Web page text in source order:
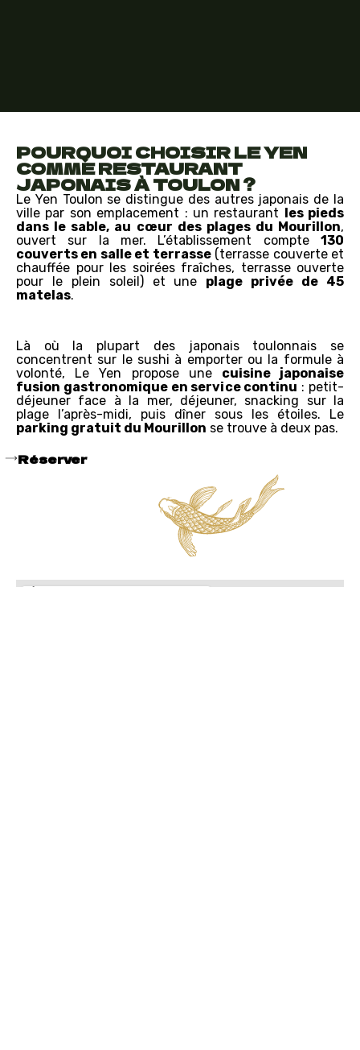
POURQUOI CHOISIR LE YEN
COMME RESTAURANT
JAPONAIS À TOULON ?
Le Yen Toulon se distingue des autres japonais de la
ville par son emplacement : un restaurant
les pieds
dans le sable, au cœur des plages du Mourillon,
ouvert sur la mer. L’établissement compte 130
couverts en salle et terrasse(terrasse couverte et
chauffée pour les soirées fraîches, terrasse ouverte
pour le plein soleil) et une plage privée de 45
matelas.
Là où la plupart des japonais toulonnais se
concentrent sur le sushi à emporter ou la formule à
volonté, Le Yen propose une cuisine japonaise
fusion gastronomique en service continu : petit-
déjeuner face à la mer, déjeuner, snacking sur la
plage l’après-midi, puis dîner sous les étoiles. Le
parking gratuit du Mourillon se trouve à deux pas.
Réserver